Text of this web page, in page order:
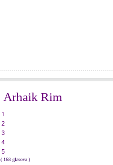
Arhaik Rim
1
2
3
4
5
( 168 glasova )